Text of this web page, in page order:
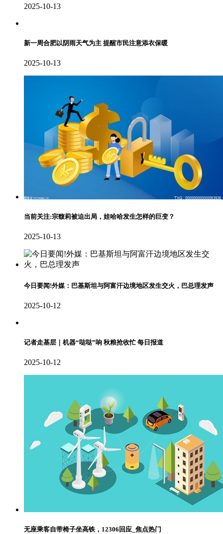
2025-10-13
新一周合肥以阴雨天气为主 提醒市民注意添衣保暖
2025-10-13
当前关注:宗馥莉被迫出局，娃哈哈发生怎样的巨变？
2025-10-13
今日要闻!外媒：巴基斯坦与阿富汗边境地区发生交火，巴总理发声
2025-10-12
记者走基层｜机器“哒哒”响 秋粮抢收忙 每日报道
2025-10-12
无座乘客自带椅子坐高铁，12306回应_焦点热门